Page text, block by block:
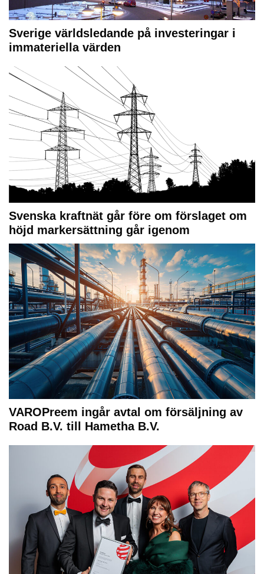
Sverige världsledande på investeringar i
immateriella värden
Svenska kraftnät går före om förslaget om
höjd markersättning går igenom
VAROPreem ingår avtal om försäljning av
Road B.V. till Hametha B.V.